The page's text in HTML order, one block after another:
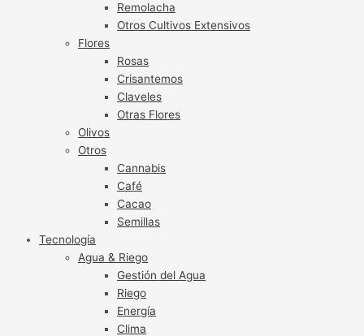
Remolacha
Otros Cultivos Extensivos
Flores
Rosas
Crisantemos
Claveles
Otras Flores
Olivos
Otros
Cannabis
Café
Cacao
Semillas
Tecnología
Agua & Riego
Gestión del Agua
Riego
Energía
Clima